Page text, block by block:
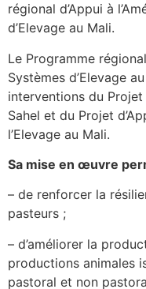
régional d’Appui à
d’Elevage au Mali.
Le Programme
Systèmes d’Elevage
interventions du Projet
Sahel et du Projet
l’Elevage au Mali.
Sa mise en œuvre
– de renforcer la
pasteurs ;
– d’améliorer la
productions animales
pastoral et non